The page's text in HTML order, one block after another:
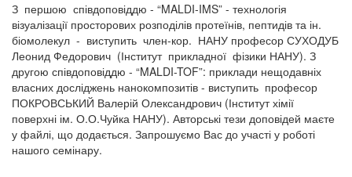
З першою співдоповіддю - “MALDI-IMS” - технологія
візуалізації просторових розподілів протеїнів, пептидів та ін.
біомолекул - виступить член-кор. НАНУ професор СУХОДУБ
Леонид Федорович (Інститут прикладної фізики НАНУ). З
другою співдоповіддю - “MALDI-TOF”: приклади нещодавніх
власних досліджень нанокомпозитів - виступить професор
ПОКРОВСЬКИЙ Валерій Олександрович (Інститут хімії
поверхні ім. О.О.Чуйка НАНУ). Авторські тези доповідей маєте
у файлі, що додається. Запрошуємо Вас до участі у роботі
нашого семінару.